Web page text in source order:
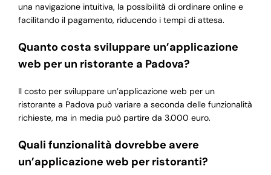
una navigazione intuitiva, la possibilità di ordinare online e
facilitando il pagamento, riducendo i tempi di attesa.
Quanto costa sviluppare un’applicazione
web per un ristorante a Padova?
Il costo per sviluppare un’applicazione web per un
ristorante a Padova può variare a seconda delle funzionalità
richieste, ma in media può partire da 3.000 euro.
Quali funzionalità dovrebbe avere
un’applicazione web per ristoranti?